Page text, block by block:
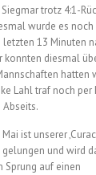
trotz 4:1-
wurde es
letzten 13 Minuten
konnten diesmal
hatten
Lahl traf noch per
ist unserer
und wird
Sprung auf einen